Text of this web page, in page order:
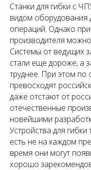
Станки для гибки с
видом оборудования
операций. Однако
производителя
Системы от ведущих
стали еще дороже, а
труднее. При этом по
превосходят
даже отстают от
отечественные
новейшими
Устройства для
есть не на каждом
время они могут
хорошо